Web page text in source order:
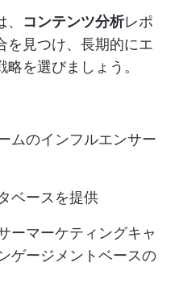
コンテンツ分析レポ
を見つけ、長期的にエ
を選びましょう。
ムのインフルエンサー
ベースを提供
ーマーケティングキャ
ゲージメントベースの